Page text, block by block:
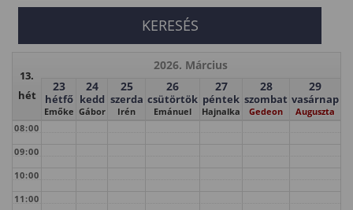
13.
hét
2026. Március
23
hétfő
Emőke
24
kedd
Gábor
25
szerda
Irén
26
csütörtök
Emánuel
27
péntek
Hajnalka
28
szombat
Gedeon
29
vasárnap
Auguszta
08:00
09:00
10:00
11:00